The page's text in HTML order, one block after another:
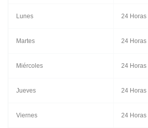
Lunes 24 Horas
Martes 24 Horas
Miércoles 24 Horas
Jueves 24 Horas
Viernes 24 Horas